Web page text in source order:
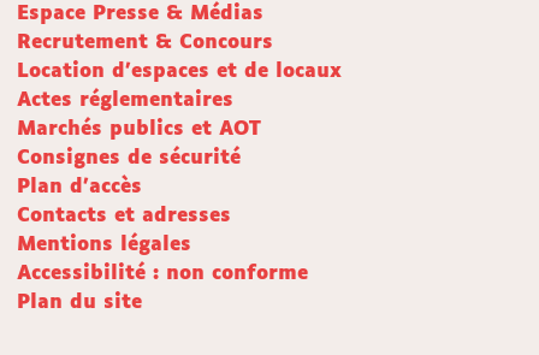
Espace Presse & Médias
Recrutement & Concours
Location d'espaces et de locaux
Actes réglementaires
Marchés publics et AOT
Consignes de sécurité
Plan d'accès
Contacts et adresses
Mentions légales
Accessibilité : non conforme
Plan du site